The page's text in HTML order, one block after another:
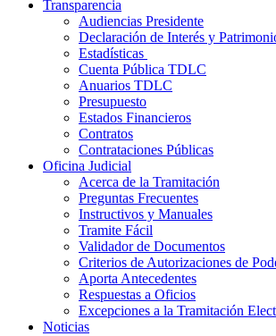
Transparencia
Audiencias Presidente
Declaración de Interés y
Estadísticas
Cuenta Pública TDLC
Anuarios TDLC
Presupuesto
Estados Financieros
Contratos
Contrataciones Públicas
Oficina Judicial
Acerca de la Tramitación
Preguntas Frecuentes
Instructivos y Manuales
Tramite Fácil
Validador de Documentos
Criterios de Autorizaciones de
Aporta Antecedentes
Respuestas a Oficios
Excepciones a la Tramitación
Noticias